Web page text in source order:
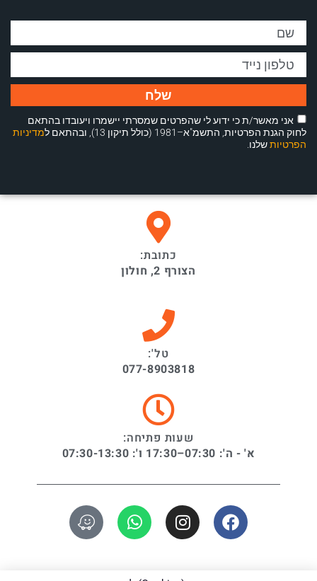
אני מאשר/ת כי ידוע לי שהפרטים שמסרתי יישמרו ויעובדו בהתאם
לחוק הגנת הפרטיות, התשמ"א–1981 (כולל תיקון 13), ובהתאם ל
מדיניות
הפרטיותשלנו.
שלח
כתובת:
הצורף 2, חולון
טל':
077-8903818
שעות פתיחה:
א' - ה': 07:30–17:30 ו': 07:30-13:30